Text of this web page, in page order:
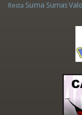
Resta Suma Sumas